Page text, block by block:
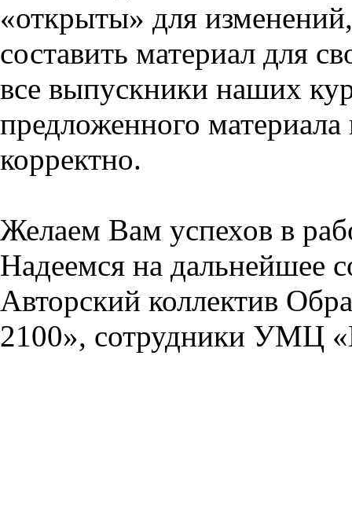
«открыты» для
составить материал для
все выпускники наших
предложенного
корректно.
Желаем Вам успехов в
Надеемся на дальнейшее
Авторский коллектив
2100», сотрудники УМЦ